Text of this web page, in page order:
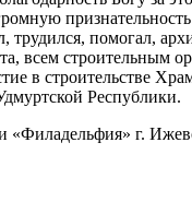
трудился, помогал,
всем строительным
в строительстве
Республики.
«Филадельфия» г.